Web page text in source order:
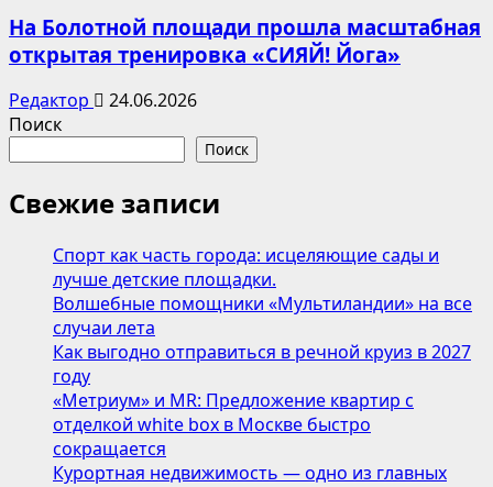
На Болотной площади прошла масштабная
открытая тренировка «СИЯЙ! Йога»
Редактор
24.06.2026
Поиск
Поиск
Свежие записи
Спорт как часть города: исцеляющие сады и
лучше детские площадки.
Волшебные помощники «Мультиландии» на все
случаи лета
Как выгодно отправиться в речной круиз в 2027
году
«Метриум» и MR: Предложение квартир с
отделкой white box в Москве быстро
сокращается
Курортная недвижимость — одно из главных